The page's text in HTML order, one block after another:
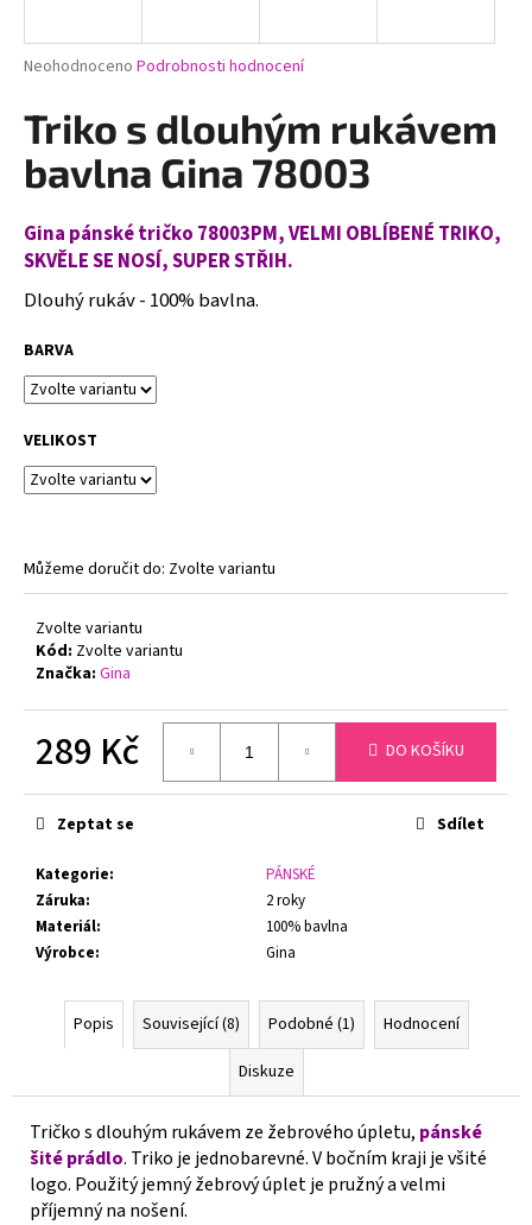
Průměrné
produktu
0,0
hvězdiček.
Neohodnoceno Podrobnosti hodnocení
Triko s dlouhým rukávem
bavlna Gina 78003
Gina pánské tričko 78003PM, VELMI OBLÍBENÉ TRIKO,
SKVĚLE SE NOSÍ, SUPER STŘIH.
Dlouhý rukáv - 100% bavlna.
BARVA
VELIKOST
Můžeme doručit do: Zvolte variantu
Zvolte variantu
Kód: Zvolte variantu
Značka: Gina
289 Kč
cena:
DO KOŠÍKU
Kategorie:
PÁNSKÉ
Záruka:
2 roky
Materiál:
100% bavlna
Výrobce: Gina
Zeptat se Sdílet
Popis Související (8) Podobné (1)
Hodnocení
Diskuze
Tričko s dlouhým rukávem ze žebrového úpletu, pánské
šité prádlo. Triko je jednobarevné. V bočním kraji je všité
logo. Použitý jemný žebrový úplet je pružný a velmi
příjemný na nošení.
j
t
?
HLEDAT
D
o
p
r
u
j
m
ZMENŠOVACÍ
PODPRSENKA
NATURANA
5063
TĚLOVÁ
719
Kč
Původně:
799
Kč